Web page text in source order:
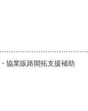
協業販路開拓支援補助